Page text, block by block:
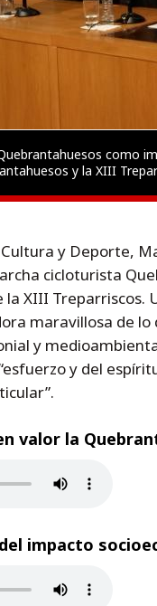
como
y la XIII
y Deporte,
cicloturista
XIII Treparriscos.
maravillosa de
y
y del
valor la
impacto